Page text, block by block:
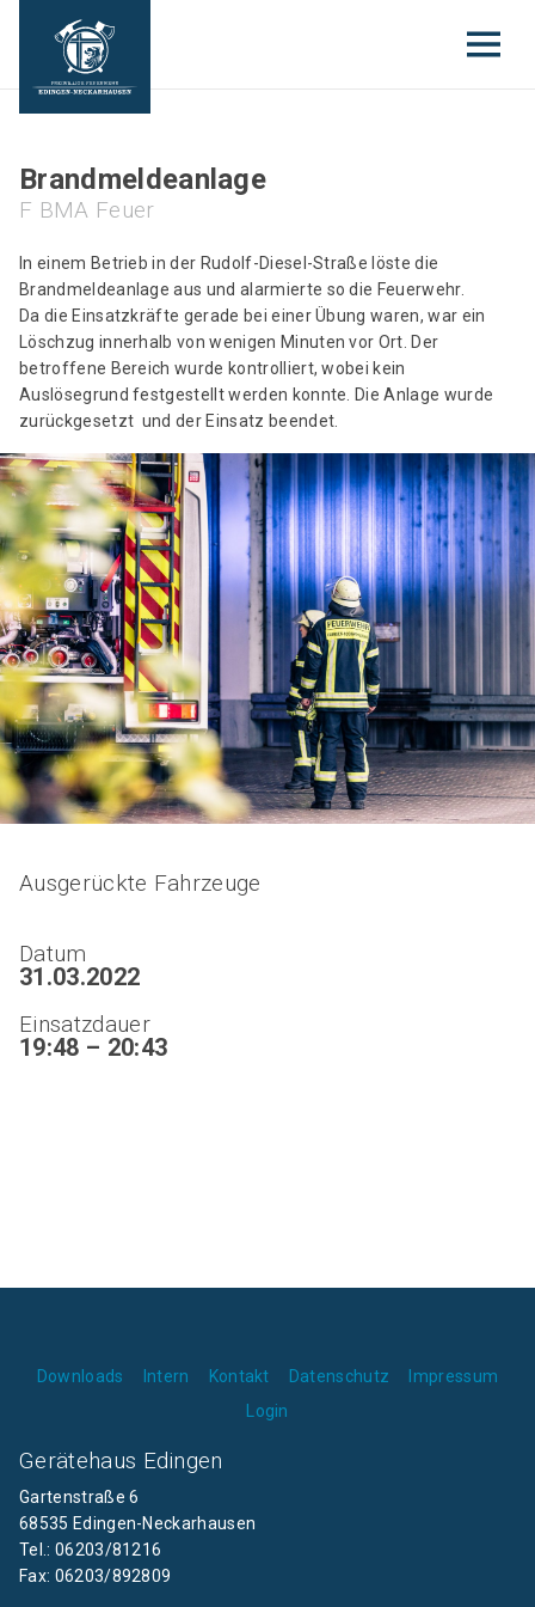
Brandmeldeanlage
F BMA Feuer
In einem Betrieb in der Rudolf-Diesel-Straße löste die
Brandmeldeanlage aus und alarmierte so die Feuerwehr.
Da die Einsatzkräfte gerade bei einer Übung waren, war ein
Löschzug innerhalb von wenigen Minuten vor Ort. Der
betroffene Bereich wurde kontrolliert, wobei kein
Auslösegrund festgestellt werden konnte. Die Anlage wurde
zurückgesetzt und der Einsatz beendet.
Ausgerückte Fahrzeuge
Datum
31.03.2022
Einsatzdauer
19:48 – 20:43
Downloads Intern Kontakt Datenschutz
Impressum
Login
Gerätehaus Edingen
Gartenstraße 6
68535 Edingen-Neckarhausen
Tel.: 06203/81216
Fax: 06203/892809